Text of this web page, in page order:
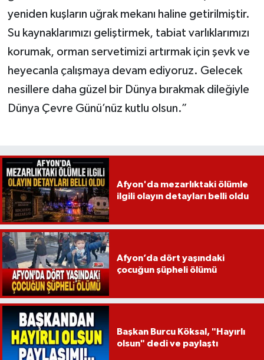
yeniden kuşların uğrak mekanı haline getirilmiştir.
Su kaynaklarımızı geliştirmek, tabiat varlıklarımızı
korumak, orman servetimizi artırmak için şevk ve
heyecanla çalışmaya devam ediyoruz. Gelecek
nesillere daha güzel bir Dünya bırakmak dileğiyle
Dünya Çevre Günü’nüz kutlu olsun.”
Afyon'da mezarlıktaki ölümle
ilgili olayın detayları belli oldu
Afyon’da dört yaşındaki
çocuğun şüpheli ölümü
Başkan Burcu Köksal, "Hayırlı
olsun" dedi ve paylaştı